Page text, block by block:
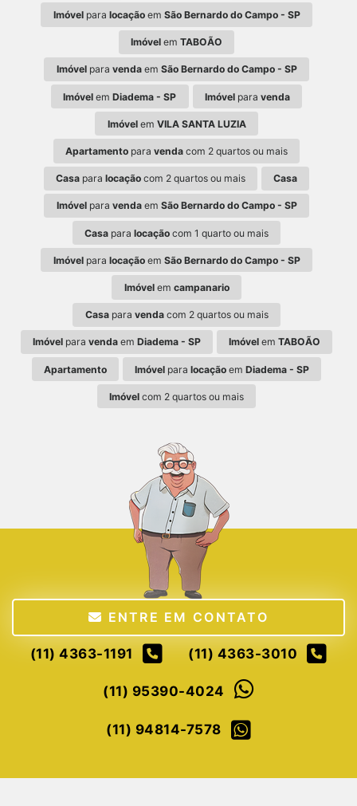
Imóvelpara locaçãoem São Bernardo do Campo - SP
Imóvel em TABOÃO
Imóvelpara vendaem São Bernardo do Campo - SP
Imóvel emDiadema - SP Imóvelpara venda
Imóvelem VILA SANTA LUZIA
Apartamento para venda com 2 quartos ou mais
Casapara locaçãocom 2 quartos ou mais Casa
Imóvelpara vendaem São Bernardo do Campo - SP
Casa para locação com 1 quarto ou mais
Imóvelpara locaçãoem São Bernardo do Campo - SP
Imóvelem campanario
Casapara vendacom 2 quartos ou mais
Imóvelpara vendaem Diadema - SP Imóvel emTABOÃO
Apartamento Imóvel paralocação emDiadema - SP
Imóvel com 2 quartos ou mais
ENTRE EM CONTATO
(11) 4363-1191 (11) 4363-3010
(11) 95390-4024
(11) 94814-7578